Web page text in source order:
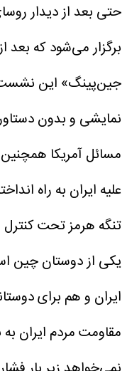
حتی بعد از دیدار
برگزار می‌شود که بعد
جین‌پینگ» این نشست
نمایشی و بدون
مسائل آمریکا
علیه ایران به راه
تنگه هرمز تحت کنترل
یکی از دوستان چین
ایران و هم برای
مقاومت مردم ایران